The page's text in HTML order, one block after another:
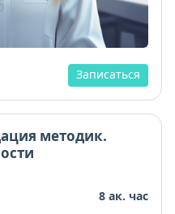
Записаться
методик.
8 ак. час